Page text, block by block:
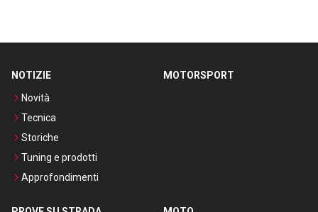
NOTIZIE
Novità
Tecnica
Storiche
Tuning e prodotti
Approfondimenti
MOTORSPORT